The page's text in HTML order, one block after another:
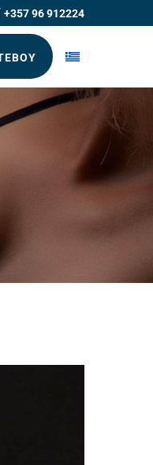
+357 96 912224